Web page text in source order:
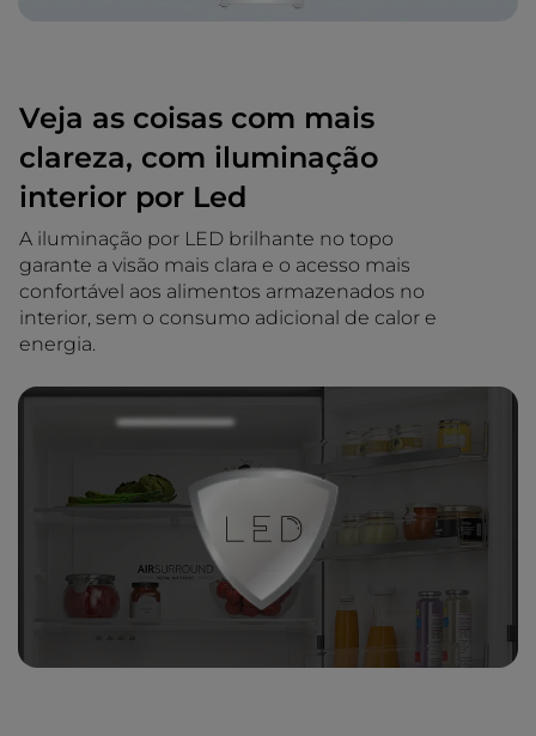
Veja as coisas com mais
clareza, com iluminação
interior por Led
A iluminação por LED brilhante no topo
garante a visão mais clara e o acesso mais
confortável aos alimentos armazenados no
interior, sem o consumo adicional de calor e
energia.